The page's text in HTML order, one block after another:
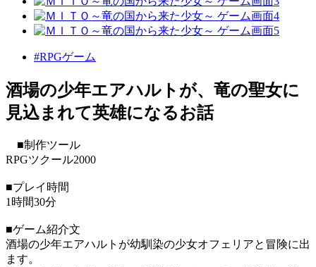
#RPGゲーム
酒場の少年エアハルトが、竜の聖女に
見込まれて英雄になるお話
■制作ツール
RPGツクール2000
■プレイ時間
1時間30分
■ゲーム紹介文
酒場の少年エアハルトが幼馴染の少女オフェリアと冒険に出
ます。